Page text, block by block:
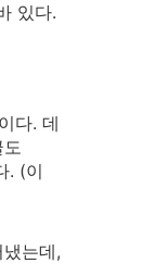
있다.
다. 데
. (이
는데,